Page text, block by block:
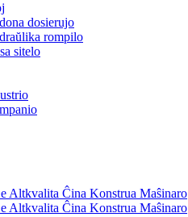
dosierujo
rompilo
sitelo
Altkvalita Ĉina Konstrua Maŝinaro
Altkvalita Ĉina Konstrua Maŝinaro